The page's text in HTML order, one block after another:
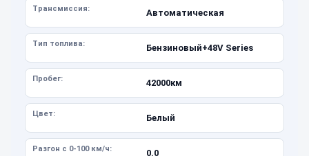
Трансмиссия: Автоматическая
Тип топлива: Бензиновый+48V Series
Пробег: 42000км
Цвет: Белый
Разгон с 0-100 км/ч: 0.0